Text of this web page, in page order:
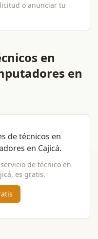
o anunciar tu
en
en
detécnicos en
en Cajicá.
de técnico en
, es gratis.